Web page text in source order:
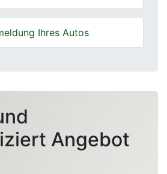
Ihres Autos
Angebot